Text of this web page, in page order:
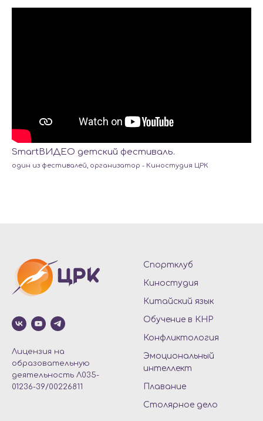
SmartВИДЕО детский фестиваль.
один из фестивалей, организатор - Киностудия ЦРК
Лицензия на
образовательную
деятельность Л035-
01236-39/00226811
Спортклуб
Киностудия
Китайский язык
Обучение в КНР
Конфликтология
Эмоциональный
интеллект
Плавание
Столярное дело